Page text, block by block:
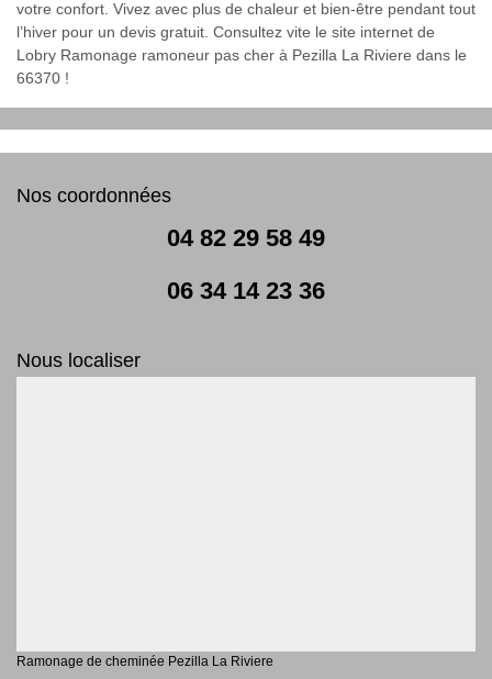
votre confort. Vivez avec plus de chaleur et bien-être pendant tout
l’hiver pour un devis gratuit. Consultez vite le site internet de
Lobry Ramonage ramoneur pas cher à Pezilla La Riviere dans le
66370 !
Nos coordonnées
04 82 29 58 49
06 34 14 23 36
Nous localiser
Ramonage de cheminée Pezilla La Riviere